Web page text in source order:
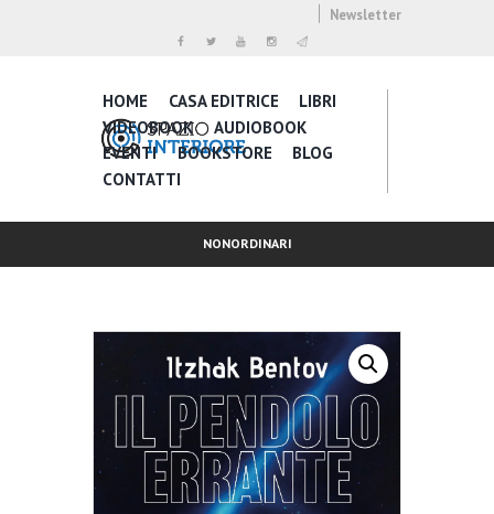
Newsletter
HOME CASA EDITRICE
LIBRI
VIDEOBOOK
AUDIOBOOK
EVENTI
BOOKSTORE
BLOG
CONTATTI
NONORDINARI